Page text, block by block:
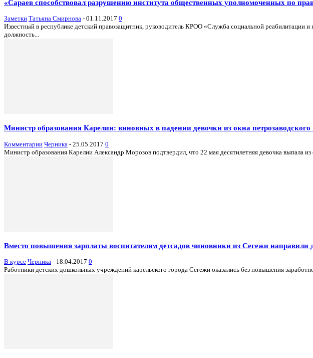
«Сараев способствовал разрушению института общественных уполномоченных по
Заметки Татьяна Смирнова - 01.11.2017 0
Известный в республике детский правозащитник, руководитель КРОО «Служба социальной реабилитации
должность...
Министр образования Карелии: виновных в падении девочки из окна петрозаводского
Комментарии Черника - 25.05.2017 0
Министр образования Карелии Александр Морозов подтвердил, что 22 мая десятилетняя девочка выпала из
Вместо повышения зарплаты воспитателям детсадов чиновники из Сегежи
В курсе Черника - 18.04.2017 0
Работники детских дошкольных учреждений карельского города Сегежи оказались без повышения